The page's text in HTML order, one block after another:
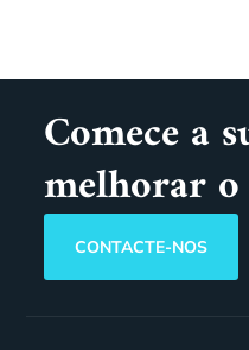
Comece a
melhorar o
CONTACTE-NOS